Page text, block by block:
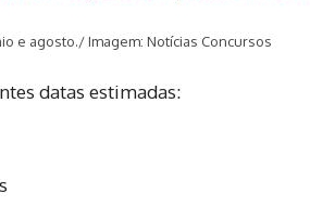
e agosto./ Imagem: Notícias Concursos
datas estimadas: